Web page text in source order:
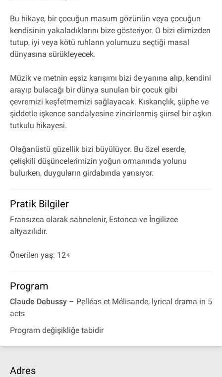
Bu hikaye, bir çocuğun masum gözünün veya çocuğun
kendisinin yakaladıklarını bize gösteriyor. O bizi elimizden
tutup, iyi veya kötü ruhların yolumuzu seçtiği masal
dünyasına sürükleyecek.
Müzik ve metnin eşsiz karışımı bizi de yanına alıp, kendini
arayıp bulacağı bir dünya sunulan bir çocuk gibi
çevremizi keşfetmemizi sağlayacak. Kıskançlık, şüphe ve
şiddetle işkence sandalyesine zincirlenmiş şiirsel bir aşkın
tutkulu hikayesi.
Olağanüstü güzellik bizi büyülüyor. Bu özel eserde,
çelişkili düşüncelerimizin yoğun ormanında yolunu
bulurken, duyguların girdabında yansıyor.
Pratik Bilgiler
Fransızca olarak sahnelenir, Estonca ve İngilizce
altyazılıdır.
Önerilen yaş: 12+
Program
Claude Debussy – Pelléas et Mélisande, lyrical drama in 5
acts
Program değişikliğe tabidir
Adres